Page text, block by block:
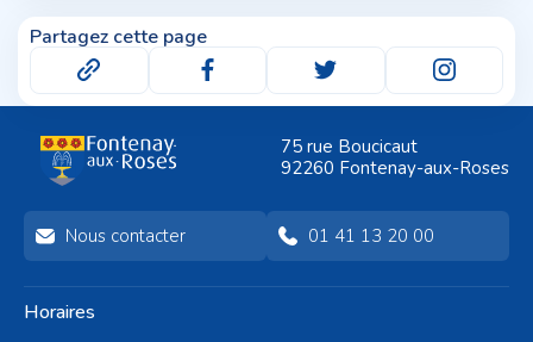
Partagez cette page
75 rue Boucicaut
92260 Fontenay-aux-Roses
Nous contacter 01 41 13 20 00
Horaires